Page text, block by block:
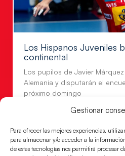
Gestionar
Para ofrecer las mejores experiencias,
para almacenar y/o acceder a la
de estas tecnologías nos permitirá procesar
Los Hispanos Juveniles
continental
Los pupilos de Javier
Alemania y disputarán el
próximo domingo